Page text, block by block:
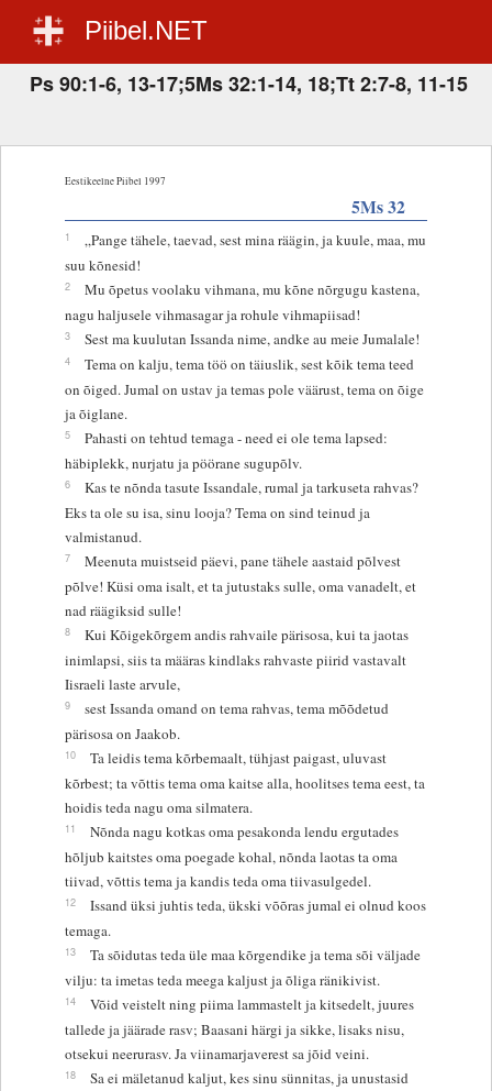
Piibel.NET
Ps 90:1-6, 13-17;5Ms 32:1-14, 18;Tt 2:7-8, 11-15
Eestikeelne Piibel 1997
5Ms 32
1
„Pange tähele, taevad, sest mina räägin, ja kuule, maa, mu
suu kõnesid!
2
Mu õpetus voolaku vihmana, mu kõne nõrgugu kastena,
nagu haljusele vihmasagar ja rohule vihmapiisad!
3 Sest ma kuulutan Issanda nime, andke au meie Jumalale!
4
Tema on kalju, tema töö on täiuslik, sest kõik tema teed
on õiged. Jumal on ustav ja temas pole väärust, tema on õige
ja õiglane.
5
Pahasti on tehtud temaga - need ei ole tema lapsed:
häbiplekk, nurjatu ja pöörane sugupõlv.
6
Kas te nõnda tasute Issandale, rumal ja tarkuseta rahvas?
Eks ta ole su isa, sinu looja? Tema on sind teinud ja
valmistanud.
7
Meenuta muistseid päevi, pane tähele aastaid põlvest
põlve! Küsi oma isalt, et ta jutustaks sulle, oma vanadelt, et
nad räägiksid sulle!
8
Kui Kõigekõrgem andis rahvaile pärisosa, kui ta jaotas
inimlapsi, siis ta määras kindlaks rahvaste piirid vastavalt
Iisraeli laste arvule,
9
sest Issanda omand on tema rahvas, tema mõõdetud
pärisosa on Jaakob.
10
Ta leidis tema kõrbemaalt, tühjast paigast, uluvast
kõrbest; ta võttis tema oma kaitse alla, hoolitses tema eest, ta
hoidis teda nagu oma silmatera.
11
Nõnda nagu kotkas oma pesakonda lendu ergutades
hõljub kaitstes oma poegade kohal, nõnda laotas ta oma
tiivad, võttis tema ja kandis teda oma tiivasulgedel.
12
Issand üksi juhtis teda, ükski võõras jumal ei olnud koos
temaga.
13
Ta sõidutas teda üle maa kõrgendike ja tema sõi väljade
vilju: ta imetas teda meega kaljust ja õliga ränikivist.
14
Võid veistelt ning piima lammastelt ja kitsedelt, juures
tallede ja jäärade rasv; Baasani härgi ja sikke, lisaks nisu,
otsekui neerurasv. Ja viinamarjaverest sa jõid veini.
18
Sa ei mäletanud kaljut, kes sinu sünnitas, ja unustasid